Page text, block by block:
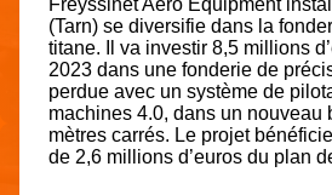
(Tarn) se diversifie dans la
titane. Il va investir 8,5 millions
2023 dans une fonderie de
perdue avec un système de
machines 4.0, dans un nouveau
mètres carrés. Le projet
de 2,6 millions d’euros du plan